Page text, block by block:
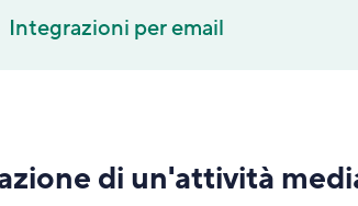
Integrazioni per email
di un'attività